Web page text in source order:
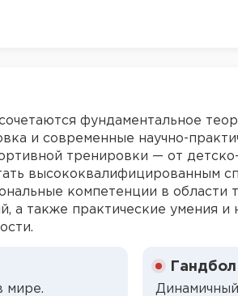
фундаментальное
и современные научно-
тренировки — от
высококвалифицированным
компетенции в области
а также практические умения
мире.
Гандбол